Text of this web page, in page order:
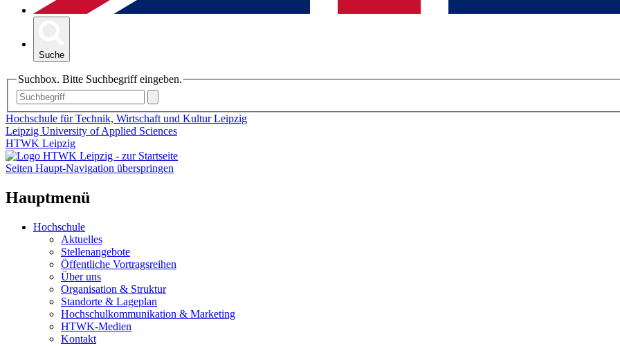
Suche
Suchbox. Bitte Suchbegriff eingeben.
Hochschule für Technik, Wirtschaft und Kultur Leipzig
Leipzig University of Applied Sciences
HTWK Leipzig
Seiten Haupt-Navigation überspringen
Hauptmenü
Hochschule
Aktuelles
Stellenangebote
Öffentliche Vortragsreihen
Über uns
Organisation & Struktur
Standorte & Lageplan
Hochschulkommunikation & Marketing
HTWK-Medien
Kontakt